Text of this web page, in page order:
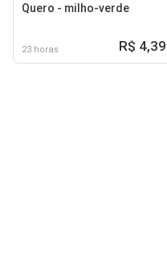
Quero - milho-verde
23 horas R$ 4,39